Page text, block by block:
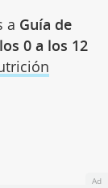
a Guía de
0 a los 12
Ad